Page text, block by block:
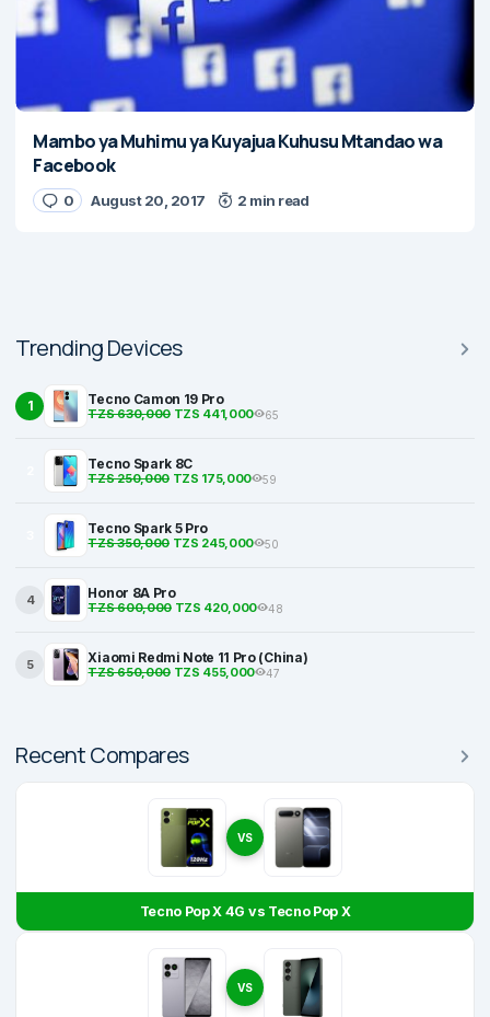
Mambo ya Muhimu ya Kuyajua Kuhusu Mtandao wa
Facebook
0 August 20, 2017 2 min read
Trending Devices
1 Tecno Camon 19 Pro
TZS 630,000TZS 441,000 65
Tecno Spark 8C
TZS 250,000TZS 175,000 59
Tecno Spark 5 Pro
TZS 350,000TZS 245,000 50
4 Honor 8A Pro
TZS 600,000TZS 420,000 48
5 Xiaomi Redmi Note 11 Pro (China)
TZS 650,000TZS 455,000 47
Recent Compares
VS
Tecno Pop X 4G vs Tecno Pop X
VS